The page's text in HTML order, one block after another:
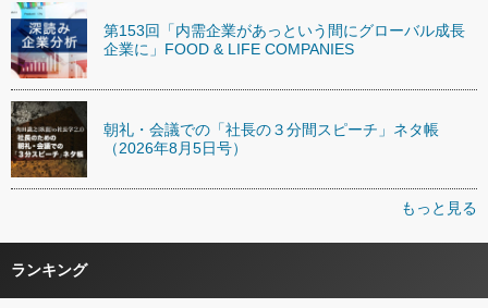
第153回「内需企業があっという間にグローバル成長
企業に」FOOD & LIFE COMPANIES
朝礼・会議での「社長の３分間スピーチ」ネタ帳
（2026年8月5日号）
もっと見る
ランキング